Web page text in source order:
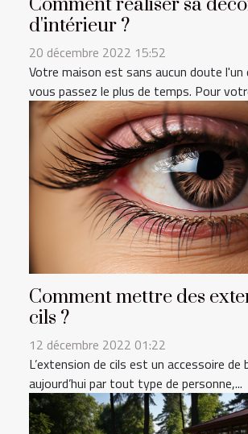
d'intérieur ?
20 décembre 2022 15:52
Votre maison est sans aucun doute
vous passez le plus de temps. Pour
Comment mettre des
cils ?
12 décembre 2022 01:22
L’extension de cils est un accessoire
aujourd’hui par tout type de personne,...